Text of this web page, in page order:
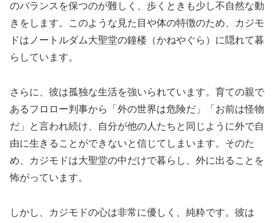
のバランスを保つのが難しく、歩くときも少し不自然な動
きをします。このような見た目や体の特徴のため、カジモ
ドはノートルダム大聖堂の鐘楼（かねやぐら）に隠れて暮
らしています。
さらに、彼は孤独な生活を強いられています。育ての親で
あるフロロー判事から「外の世界は危険だ」「お前は怪物
だ」と言われ続け、自分が他の人たちと同じように外で自
由に生きることができないと信じてしまいます。そのた
め、カジモドは大聖堂の中だけで暮らし、外に出ることを
怖がっています。
しかし、カジモドの心は非常に優しく、純粋です。彼は